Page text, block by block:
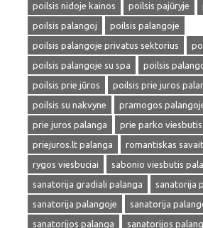
poilsis nidoje kainos
poilsis pajūryje
poilsis palangoj
poilsis palangoje
poilsis palangoje privatus sektorius
poilsis palangoje su spa
poilsis
poilsis prie jūros
poilsis prie juros
poilsis su nakvyne
pramogos
prie juros palanga
prie parko
priejuros.lt palanga
romantiskas
rygos viesbuciai
sabonio viesbutis
sanatorija gradiali palanga
sanatorija
sanatorija palangoje
sanatorija
sanatorijos palanga
sanatorijos